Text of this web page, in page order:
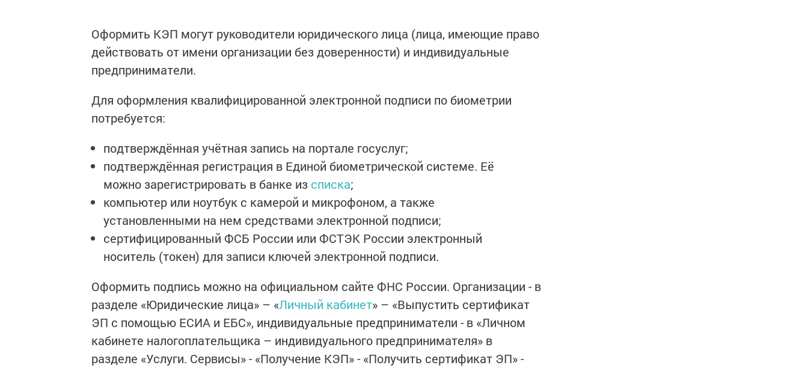
Оформить КЭП могут руководители юридического лица (лица, имеющие право
действовать от имени организации без доверенности) и индивидуальные
предприниматели.
Для оформления квалифицированной электронной подписи по биометрии
потребуется:
подтверждённая учётная запись на портале госуслуг;
подтверждённая регистрация в Единой биометрической системе. Её
можно зарегистрировать в банке из списка;
компьютер или ноутбук с камерой и микрофоном, а также
установленными на нем средствами электронной подписи;
сертифицированный ФСБ России или ФСТЭК России электронный
носитель (токен) для записи ключей электронной подписи.
Оформить подпись можно на официальном сайте ФНС России. Организации - в
разделе «Юридические лица» – «Личный кабинет» – «Выпустить сертификат
ЭП с помощью ЕСИА и ЕБС», индивидуальные предприниматели - в «Личном
кабинете налогоплательщика – индивидуального предпринимателя» в
разделе «Услуги. Сервисы» - «Получение КЭП» - «Получить сертификат ЭП» -